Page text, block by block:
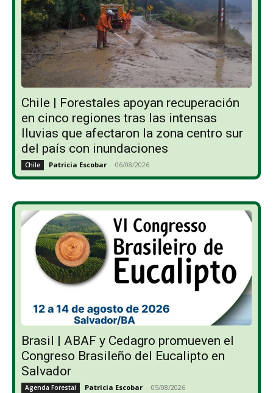
Chile | Forestales apoyan recuperación
en cinco regiones tras las intensas
lluvias que afectaron la zona centro sur
del país con inundaciones
Chile Patricia Escobar - 06/08/2026
Brasil | ABAF y Cedagro promueven el
Congreso Brasileño del Eucalipto en
Salvador
Agenda Forestal Patricia Escobar - 05/08/2026